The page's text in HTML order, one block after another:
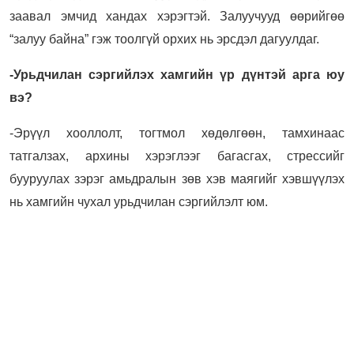
заавал эмчид хандах хэрэгтэй. Залуучууд өөрийгөө
“залуу байна” гэж тоолгүй орхих нь эрсдэл дагуулдаг.
-Урьдчилан сэргийлэх хамгийн үр дүнтэй арга юу
вэ?
-Эрүүл хооллолт, тогтмол хөдөлгөөн, тамхинаас
татгалзах, архины хэрэглээг багасгах, стрессийг
бууруулах зэрэг амьдралын зөв хэв маягийг хэвшүүлэх
нь хамгийн чухал урьдчилан сэргийлэлт юм.